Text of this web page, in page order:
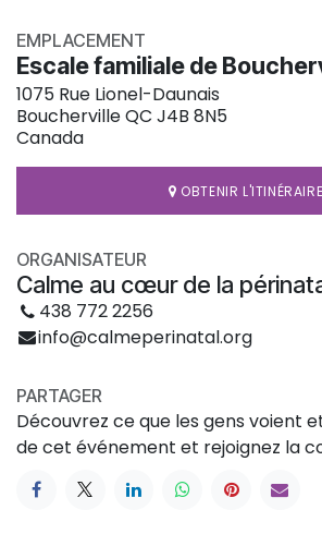
EMPLACEMENT
Escale familiale de
1075 Rue Lionel-Daunais
Boucherville QC J4B 8N5
Canada
OBTENIR L'ITINÉRAIRE
ORGANISATEUR
Calme au cœur de la
438 772 2256
info@calmeperinatal.org
PARTAGER
Découvrez ce que les gens voient
de cet événement et rejoignez la